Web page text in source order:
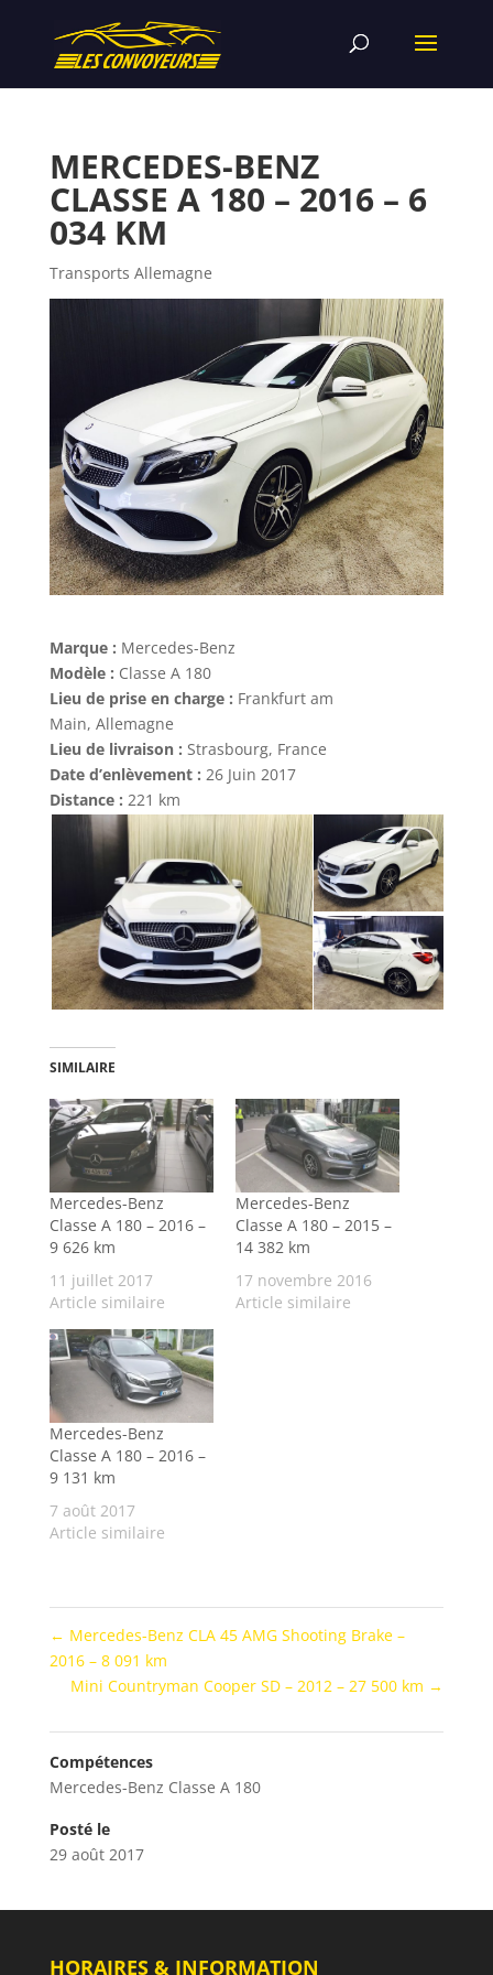
MERCEDES-BENZ
CLASSE A 180 – 2016 – 6
034 KM
Transports Allemagne
Marque : Mercedes-Benz
Modèle : Classe A 180
Lieu de prise en charge : Frankfurt am
Main, Allemagne
Lieu de livraison : Strasbourg, France
Date d’enlèvement : 26 Juin 2017
Distance : 221 km
SIMILAIRE
Mercedes-Benz
Classe A 180 – 2016 –
9 626 km
11 juillet 2017
Article similaire
Mercedes-Benz
Classe A 180 – 2015 –
14 382 km
17 novembre 2016
Article similaire
Mercedes-Benz
Classe A 180 – 2016 –
9 131 km
7 août 2017
Article similaire
← Mercedes-Benz CLA 45 AMG Shooting Brake –
2016 – 8 091 km
Mini Countryman Cooper SD – 2012 – 27 500 km →
Compétences
Mercedes-Benz Classe A 180
Posté le
29 août 2017
HORAIRES & INFORMATION